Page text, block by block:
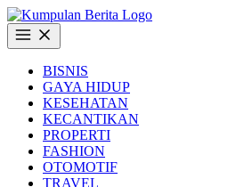
Langsung
ke
konten
Buka
Menu
BISNIS
GAYA HIDUP
KESEHATAN
KECANTIKAN
PROPERTI
FASHION
OTOMOTIF
TRAVEL